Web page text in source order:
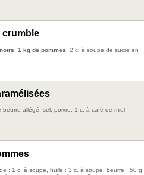
crumble
1 kg de pommes , 2 c. à soupe de sucre en
beurre allégé, sel, poivre, 1 c. à café de miel
: 1 c. à soupe, huile : 3 c. à soupe, beurre : 50 g,